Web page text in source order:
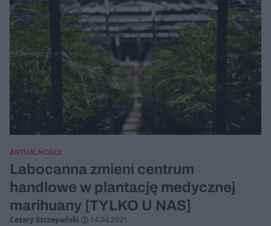
AKTUALNOŚCI
Labocanna zmieni centrum
handlowe w plantację medycznej
marihuany [TYLKO U NAS]
Cezary Szczepański 14.04.2021